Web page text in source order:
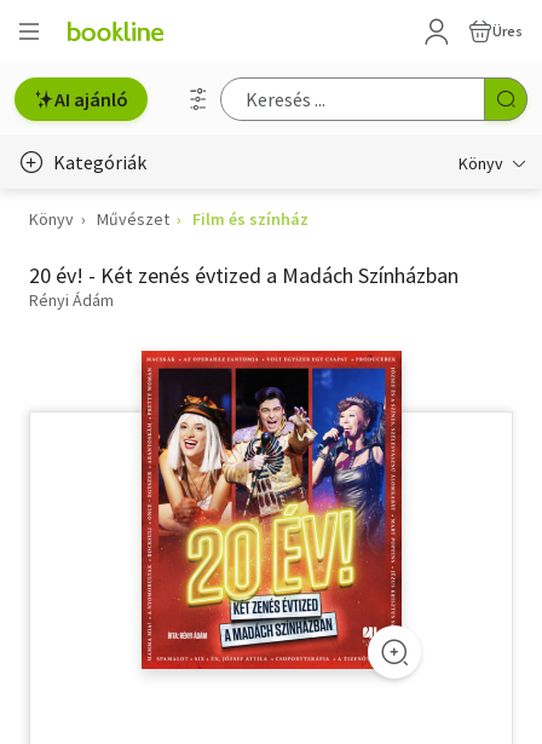
Üres
AI ajánló
Kategóriák Könyv
Életmód, egészség
Erotika
Hobbi, szabadidő
Szótár, nyelvkönyv
Tankönyv, segédkönyv
Könyv Művészet Film és színház
20 év! - Két zenés évtized a Madách Színházban
Rényi Ádám